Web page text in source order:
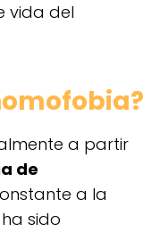
vida del
a partir
de
a la
sido